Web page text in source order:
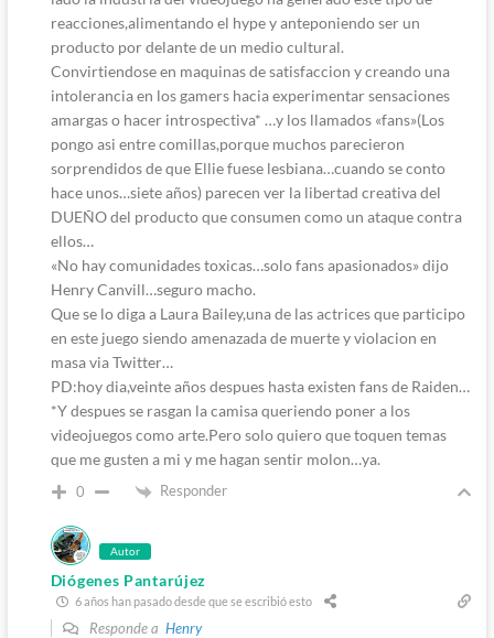
reacciones,alimentando el hype y anteponiendo ser un
producto por delante de un medio cultural.
Convirtiendose en maquinas de satisfaccion y creando una
intolerancia en los gamers hacia experimentar sensaciones
amargas o hacer introspectiva* …y los llamados «fans»(Los
pongo asi entre comillas,porque muchos parecieron
sorprendidos de que Ellie fuese lesbiana…cuando se conto
hace unos…siete años) parecen ver la libertad creativa del
DUEÑO del producto que consumen como un ataque contra
ellos…
«No hay comunidades toxicas…solo fans apasionados» dijo
Henry Canvill…seguro macho.
Que se lo diga a Laura Bailey,una de las actrices que participo
en este juego siendo amenazada de muerte y violacion en
masa via Twitter…
PD:hoy dia,veinte años despues hasta existen fans de Raiden…
*Y despues se rasgan la camisa queriendo poner a los
videojuegos como arte.Pero solo quiero que toquen temas
que me gusten a mi y me hagan sentir molon…ya.
0 Responder
Autor
Diógenes Pantarújez
6 años han pasado desde que se escribió esto
Responde a Henry